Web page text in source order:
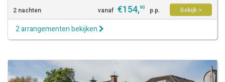
2 nachten
vanaf €154,90 p.p. Bekijk >
2 arrangementen bekijken